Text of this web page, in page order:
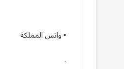
▪︎ واتس المملكة
.